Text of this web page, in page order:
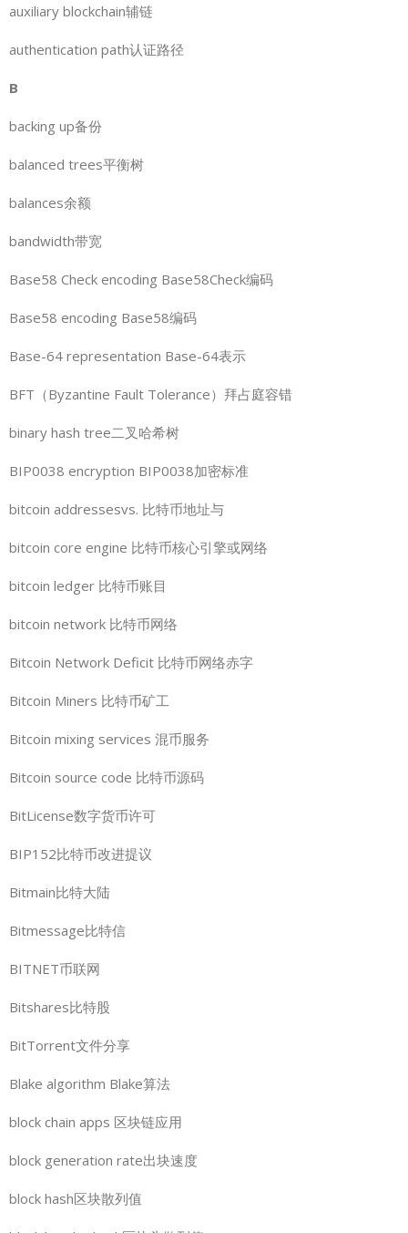
auxiliary blockchain辅链
authentication path认证路径
B
backing up备份
balanced trees平衡树
balances余额
bandwidth带宽
Base58 Check encoding Base58Check编码
Base58 encoding Base58编码
Base-64 representation Base-64表示
BFT（Byzantine Fault Tolerance）拜占庭容错
binary hash tree二叉哈希树
BIP0038 encryption BIP0038加密标准
bitcoin addressesvs. 比特币地址与
bitcoin core engine 比特币核心引擎或网络
bitcoin ledger 比特币账目
bitcoin network 比特币网络
Bitcoin Network Deficit 比特币网络赤字
Bitcoin Miners 比特币矿工
Bitcoin mixing services 混币服务
Bitcoin source code 比特币源码
BitLicense数字货币许可
BIP152比特币改进提议
Bitmain比特大陆
Bitmessage比特信
BITNET币联网
Bitshares比特股
BitTorrent文件分享
Blake algorithm Blake算法
block chain apps 区块链应用
block generation rate出块速度
block hash区块散列值